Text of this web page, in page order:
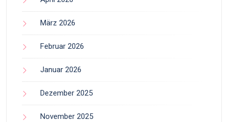
März 2026
Februar 2026
Januar 2026
Dezember 2025
November 2025